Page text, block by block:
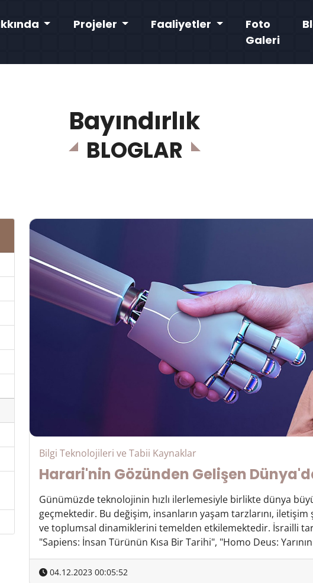
Projeler Faaliyetler
Foto
Galeri
Bayındırlık
BLOGLAR
Bilgi Teknolojileri ve Tabii Kaynaklar
Harari'nin Gözünden Gelişen
Günümüzde teknolojinin hızlı ilerlemesiyle birlikte dünya
geçmektedir. Bu değişim, insanların yaşam tarzlarını,
ve toplumsal dinamiklerini temelden etkilemektedir. İsrailli
"Sapiens: İnsan Türünün Kısa Bir Tarihi", "Homo Deus:
04.12.2023 00:05:52